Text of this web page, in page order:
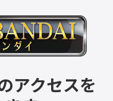
アクセスを